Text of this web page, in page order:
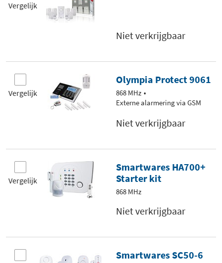
Vergelijk
Niet verkrijgbaar
Vergelijk
Olympia Protect 9061
868 MHz
Externe alarmering via GSM
Niet verkrijgbaar
Vergelijk
Smartwares HA700+
Starter kit
868 MHz
Niet verkrijgbaar
Smartwares SC50-6